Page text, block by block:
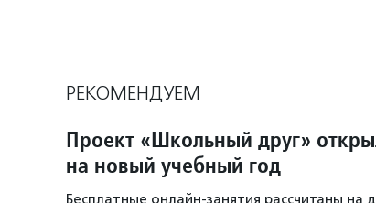
РЕКОМЕНДУЕМ
Проект «Школьный друг»
на новый учебный год
Бесплатные онлайн-занятия рассчитаны на